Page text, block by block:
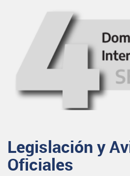
Legislación y
Oficiales